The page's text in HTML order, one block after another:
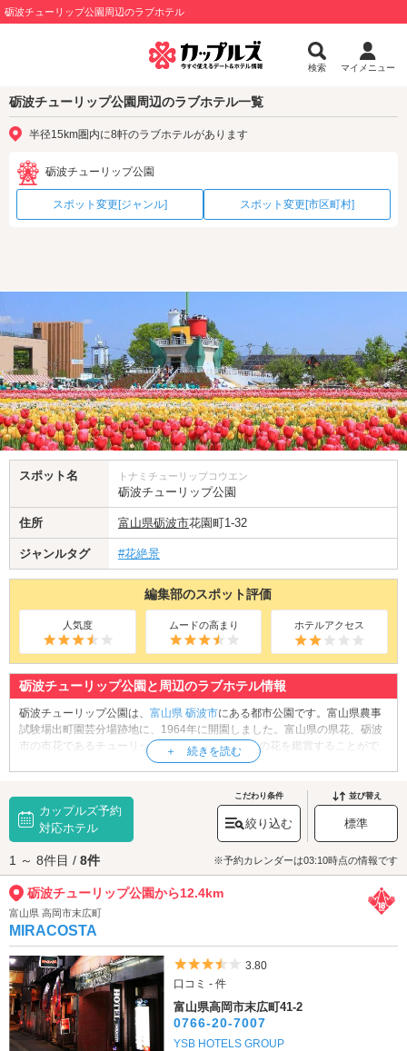
砺波チューリップ公園周辺のラブホテル
検索 マイメニュー
砺波チューリップ公園周辺のラブホテル一覧
半径15km圏内に8軒のラブホテルがあります
砺波チューリップ公園
スポット変更[ジャンル] スポット変更[市区町村]
スポット名 トナミチューリップコウエン
砺波チューリップ公園
住所 富山県砺波市花園町1-32
ジャンルタグ #花絶景
編集部のスポット評価
人気度 ムードの高まり ホテルアクセス
砺波チューリップ公園と周辺のラブホテル情報
砺波チューリップ公園は、 富山県 砺波市にある都市公園です。富山県農事
試験場出町園芸分場跡地に、1964年に開園しました。富山県の県花、砺波
市の市花であるチューリップを中心に、四季折々の花を鑑賞することがで
きます。毎年4月下旬から5月上旬にかけて「となみチューリップフェ
れ、特にゴールデンウイーク期間中には、県外からも多くの人が訪れま
す。見どころは何といっても「大花壇の地上絵」。園内「チューリップタ
ワー」から、ぜひその美しさをご堪能ください。
砺波チューリップ公園へは、
西高岡・砺波エリアのラブホテルからもアク
セスが便利です。
カップルズ予約
対応ホテル
こだわり条件
絞り込む
並び替え
標準
1 ～ 8件目 / 8件 ※予約カレンダーは03:10時点の情報です
砺波チューリップ公園から12.4km
富山県 高岡市末広町
MIRACOSTA
5つ星のうち3.5
3.80
口コミ - 件
富山県高岡市末広町41-2
0766-20-7007
YSB HOTELS GROUP